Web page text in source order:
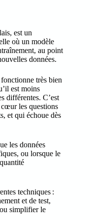
est un
où un modèle
au point
données.
très bien
est moins
différentes. C’est
les questions
et qui échoue dès
les données
ou lorsque le
techniques :
et de test,
simplifier le